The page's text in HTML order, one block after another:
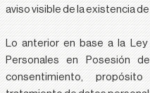
aviso visible de la existencia
Lo anterior en base a la
Personales en Posesión
consentimiento,